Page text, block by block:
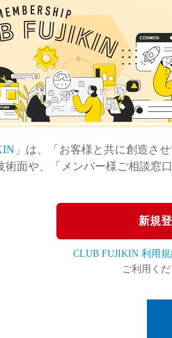
」は、「お客様と共に創造さ
術面や、「メンバー様ご相談窓
新規
CLUB FUJIKIN 利用規
ご利用くだ